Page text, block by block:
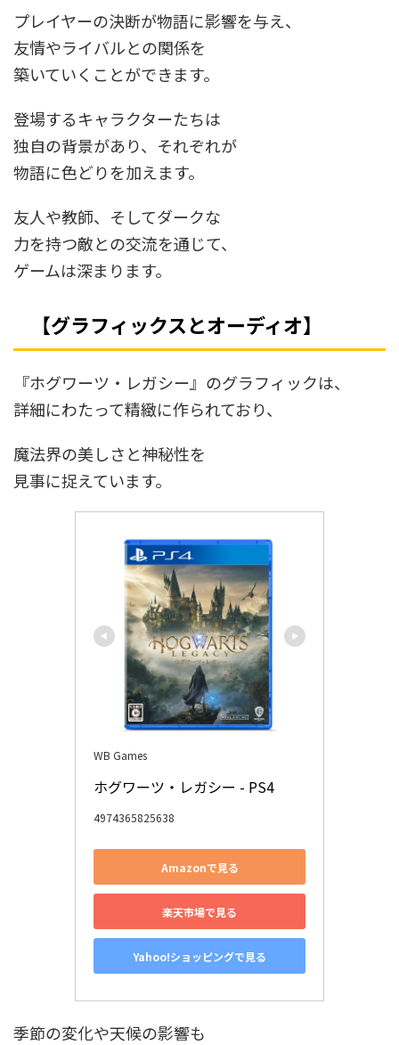
プレイヤーの決断が物語に影響を与え、
友情やライバルとの関係を
築いていくことができます。
登場するキャラクターたちは
独自の背景があり、それぞれが
物語に色どりを加えます。
友人や教師、そしてダークな
力を持つ敵との交流を通じて、
ゲームは深まります。
【グラフィックスとオーディオ】
『ホグワーツ・レガシー』のグラフィックは、
詳細にわたって精緻に作られており、
魔法界の美しさと神秘性を
見事に捉えています。
WB Games
ホグワーツ・レガシー - PS4
4974365825638
Amazonで見る
楽天市場で見る
Yahoo!ショッピングで見る
季節の変化や天候の影響も